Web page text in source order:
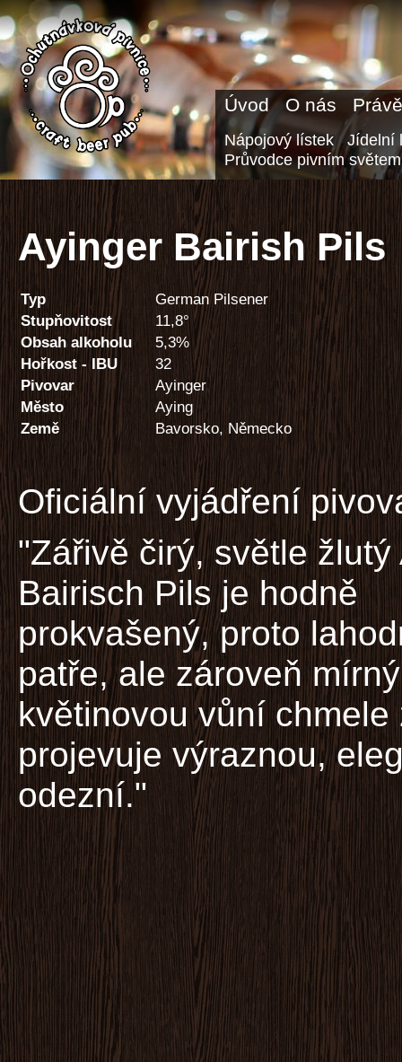
Úvod O nás
Nápojový lístek
Jídelní
Průvodce pivním světem
Ayinger Bairish Pils
Typ
German Pilsener
Stupňovitost
11,8°
Obsah alkoholu
5,3%
Hořkost - IBU
32
Pivovar
Ayinger
Město
Aying
Země
Bavorsko, Německo
Oficiální vyjádření
"Zářivě čirý, světle žlutý
Bairisch Pils je hodně
prokvašený, proto
patře, ale zároveň
květinovou vůní
projevuje výraznou,
odezní."